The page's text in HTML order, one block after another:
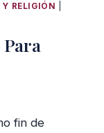
RELIGIÓN
fin de